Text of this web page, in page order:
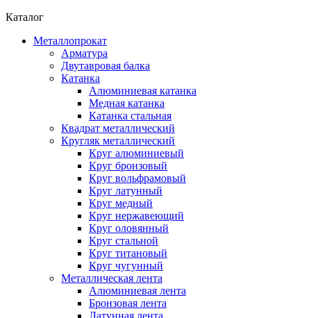
Каталог
Металлопрокат
Арматура
Двутавровая балка
Катанка
Алюминиевая катанка
Медная катанка
Катанка стальная
Квадрат металлический
Кругляк металлический
Круг алюминиевый
Круг бронзовый
Круг вольфрамовый
Круг латунный
Круг медный
Круг нержавеющий
Круг оловянный
Круг стальной
Круг титановый
Круг чугунный
Металлическая лента
Алюминиевая лента
Бронзовая лента
Латунная лента